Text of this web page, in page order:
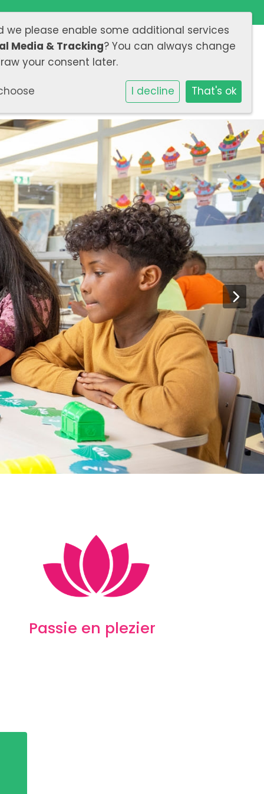
Passie en plezier
we please enable some additional services
Media & Tracking? You can always change
your consent later.
I decline That's ok